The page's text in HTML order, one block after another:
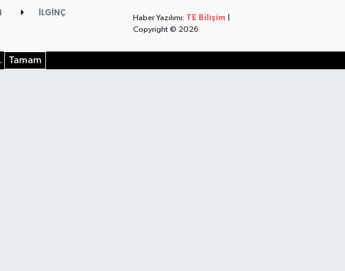
İLGİNÇ
Haber Yazılımı: TE Bilişim
Copyright © 2026
Tamam